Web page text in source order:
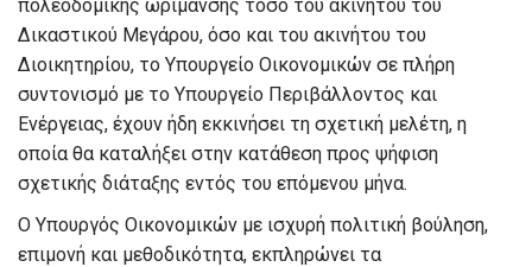
πολεοδομικής ωρίμανσης τόσο του ακινήτου του
Δικαστικού Μεγάρου, όσο και του ακινήτου του
Διοικητηρίου, το Υπουργείο Οικονομικών σε πλήρη
συντονισμό με το Υπουργείο Περιβάλλοντος και
Ενέργειας, έχουν ήδη εκκινήσει τη σχετική μελέτη, η
οποία θα καταλήξει στην κατάθεση προς ψήφιση
σχετικής διάταξης εντός του επόμενου μήνα.
Ο Υπουργός Οικονομικών με ισχυρή πολιτική βούληση,
επιμονή και μεθοδικότητα, εκπληρώνει τα